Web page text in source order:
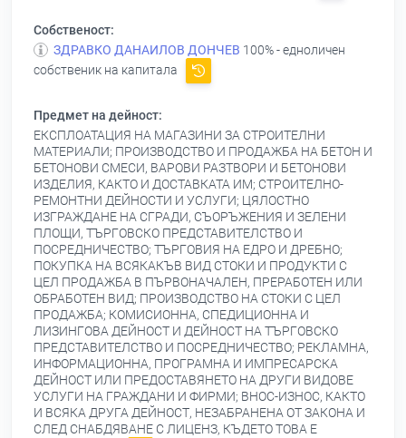
Собственост:
ЗДРАВКО ДАНАИЛОВ ДОНЧЕВ 100% - едноличен
собственик на капитала
Предмет на дейност:
ЕКСПЛОАТАЦИЯ НА МАГАЗИНИ ЗА СТРОИТЕЛНИ
МАТЕРИАЛИ; ПРОИЗВОДСТВО И ПРОДАЖБА НА БЕТОН И
БЕТОНОВИ СМЕСИ, ВАРОВИ РАЗТВОРИ И БЕТОНОВИ
ИЗДЕЛИЯ, КАКТО И ДОСТАВКАТА ИМ; СТРОИТЕЛНО-
РЕМОНТНИ ДЕЙНОСТИ И УСЛУГИ; ЦЯЛОСТНО
ИЗГРАЖДАНЕ НА СГРАДИ, СЪОРЪЖЕНИЯ И ЗЕЛЕНИ
ПЛОЩИ, ТЪРГОВСКО ПРЕДСТАВИТЕЛСТВО И
ПОСРЕДНИЧЕСТВО; ТЪРГОВИЯ НА ЕДРО И ДРЕБНО;
ПОКУПКА НА ВСЯКАКЪВ ВИД СТОКИ И ПРОДУКТИ С
ЦЕЛ ПРОДАЖБА В ПЪРВОНАЧАЛЕН, ПРЕРАБОТЕН ИЛИ
ОБРАБОТЕН ВИД; ПРОИЗВОДСТВО НА СТОКИ С ЦЕЛ
ПРОДАЖБА; КОМИСИОННА, СПЕДИЦИОННА И
ЛИЗИНГОВА ДЕЙНОСТ И ДЕЙНОСТ НА ТЪРГОВСКО
ПРЕДСТАВИТЕЛСТВО И ПОСРЕДНИЧЕСТВО; РЕКЛАМНА,
ИНФОРМАЦИОННА, ПРОГРАМНА И ИМПРЕСАРСКА
ДЕЙНОСТ ИЛИ ПРЕДОСТАВЯНЕТО НА ДРУГИ ВИДОВЕ
УСЛУГИ НА ГРАЖДАНИ И ФИРМИ; ВНОС-ИЗНОС, КАКТО
И ВСЯКА ДРУГА ДЕЙНОСТ, НЕЗАБРАНЕНА ОТ ЗАКОНА И
СЛЕД СНАБДЯВАНЕ С ЛИЦЕНЗ, КЪДЕТО ТОВА Е